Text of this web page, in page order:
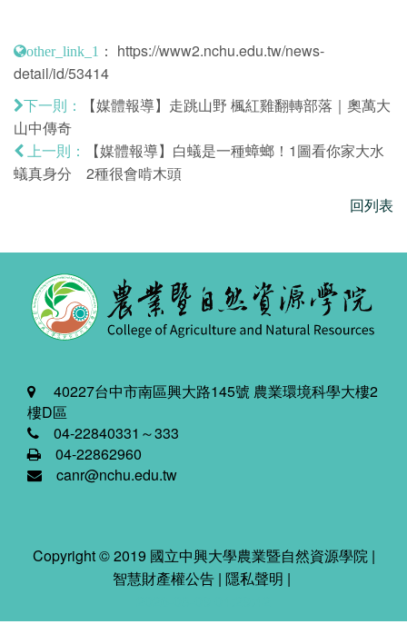
other_link_1 ： https://www2.nchu.edu.tw/news-
detail/id/53414
下一則：
【媒體報導】走跳山野 楓紅雞翻轉部落｜奧萬大
山中傳奇
上一則：
【媒體報導】白蟻是一種蟑螂！1圖看你家大水
蟻真身分 2種很會啃木頭
回列表
40227台中市南區興大路145號 農業環境科學大樓2
樓D區
04-22840331～333
04-22862960
canr@nchu.edu.tw
Copyright © 2019 國立中興大學農業暨自然資源學院 |
智慧財產權公告 | 隱私聲明 |